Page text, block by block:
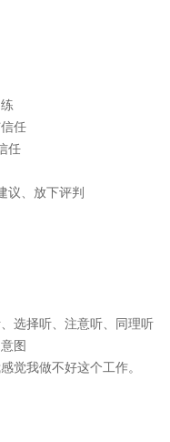
任
任
议、放下评判
选择听、注意听、同理听
图
我做不好这个工作。